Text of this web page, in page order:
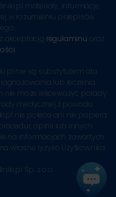
materiały, informacje
w rozumieniu przepisów
akceptacją regulaminu oraz
nie są substytutem dla
lub leczenia.
może lekceważyć porady
medycznej z powodu
nie poleca ani nie popiera
opinii lub innych
na informacjach zawartych
własne ryzyko Użytkownika.
Sp. z o.o.